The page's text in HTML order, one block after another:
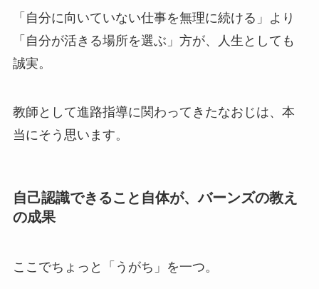
「自分に向いていない仕事を無理に続ける」より
「自分が活きる場所を選ぶ」方が、人生としても
誠実。
教師として進路指導に関わってきたなおじは、本
当にそう思います。
自己認識できること自体が、バーンズの教え
の成果
ここでちょっと「うがち」を一つ。